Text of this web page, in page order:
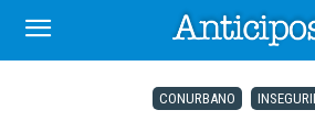
CONURBANO